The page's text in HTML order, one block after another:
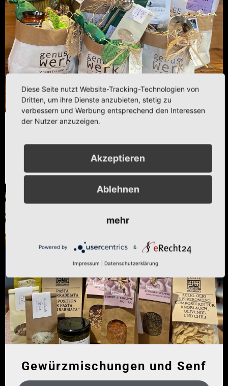
Produkte anzeigen
Gewürzmischungen und Senf
Diese Seite nutzt Website-Tracking-Technologien von
Dritten, um ihre Dienste anzubieten, stetig zu
verbessern und Werbung entsprechend den Interessen
der Nutzer anzuzeigen.
Akzeptieren
Ablehnen
mehr
Powered by &
Impressum Datenschutzerklärung